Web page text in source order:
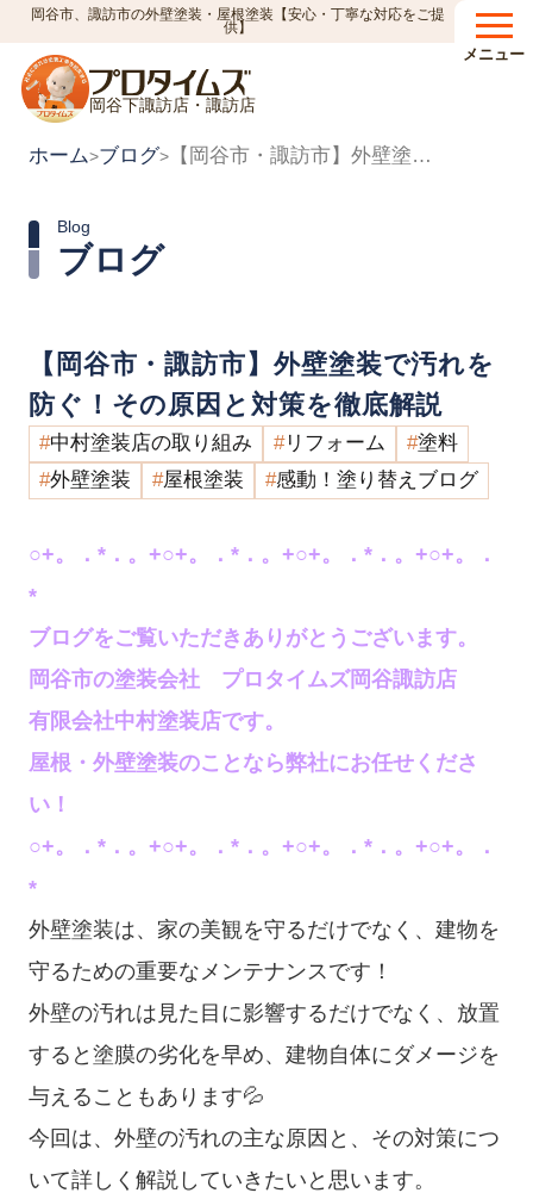
岡谷市、諏訪市の外壁塗装・屋根塗装【安心・丁寧な対応をご提
供】
岡谷下諏訪店・諏訪店
メニュー
ホーム>ブログ> 【岡谷市・諏訪市】外壁塗装で汚れを防ぐ！その原因と対策を徹底解説
ブログ
Blog
【岡谷市・諏訪市】外壁塗装で汚れを
防ぐ！その原因と対策を徹底解説
中村塗装店の取り組み リフォーム
塗料
外壁塗装
屋根塗装 感動！塗り替えブログ
○+。．*．。+○+。．*．。+○+。．*．。+○+。．
*
ブログをご覧いただきありがとうございます。
岡谷市の塗装会社 プロタイムズ岡谷諏訪店
有限会社中村塗装店です。
屋根・外壁塗装のことなら弊社にお任せくださ
い！
○+。．*．。+○+。．*．。+○+。．*．。+○+。．
*
外壁塗装は、家の美観を守るだけでなく、建物を
守るための重要なメンテナンスです！
外壁の汚れは見た目に影響するだけでなく、放置
すると塗膜の劣化を早め、建物自体にダメージを
与えることもあります💦
今回は、外壁の汚れの主な原因と、その対策につ
いて詳しく解説していきたいと思います。